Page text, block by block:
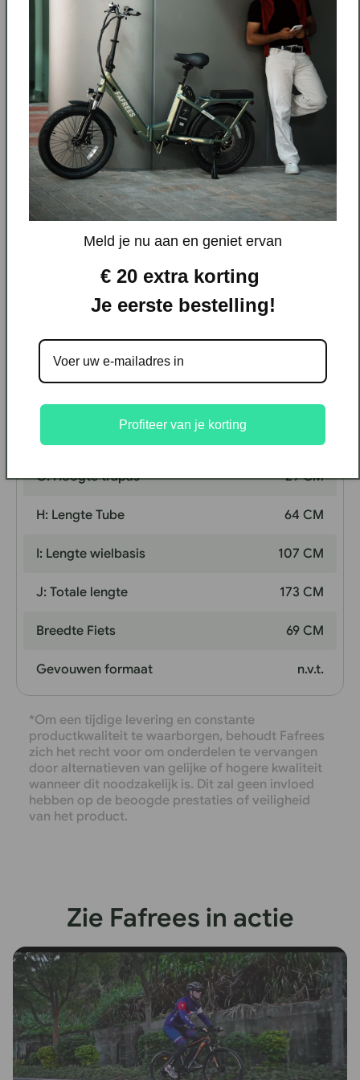
Specificaties
A: Max. Zithoogte
B: Min. Zithoogte
D: Framemaat
F: Min. Hoogte stuur
G: Hoogte trapas 29 CM
H: Lengte Tube 64 CM
I: Lengte wielbasis 107 CM
J: Totale lengte 173 CM
Breedte Fiets 69 CM
Gevouwen formaat n.v.t.
*Om een tijdige levering en constante
productkwaliteit te waarborgen, behoudt Fafrees
zich het recht voor om onderdelen te vervangen
door alternatieven van gelijke of hogere kwaliteit
wanneer dit noodzakelijk is. Dit zal geen invloed
hebben op de beoogde prestaties of veiligheid
van het product.
Zie Fafrees in actie
Meld je nu aan en geniet ervan
€ 20 extra korting
Je eerste bestelling!
Profiteer van je korting